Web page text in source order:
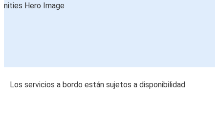
Los servicios a bordo están sujetos a disponibilidad